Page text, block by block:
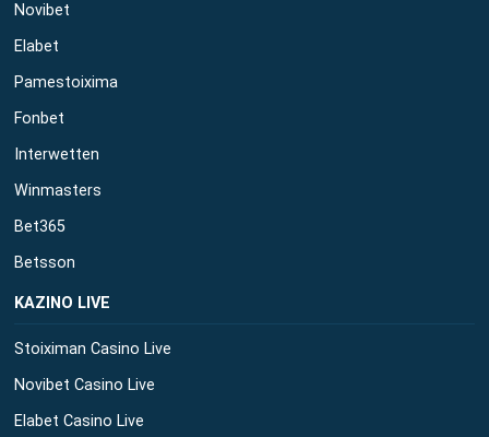
Novibet
Elabet
Pamestoixima
Fonbet
Interwetten
Winmasters
Bet365
Betsson
ΚΑΖΙΝΟ LIVE
Stoiximan Casino Live
Novibet Casino Live
Elabet Casino Live